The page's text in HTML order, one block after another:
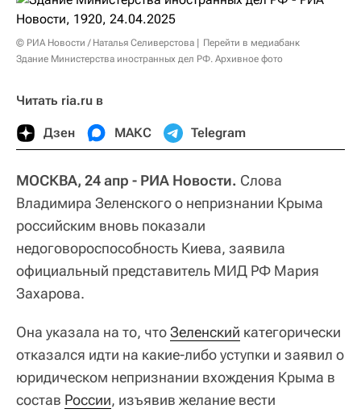
© РИА Новости / Наталья Селиверстова
Перейти в медиабанк
Здание Министерства иностранных дел РФ. Архивное фото
Читать ria.ru в
Дзен МАКС Telegram
МОСКВА, 24 апр - РИА Новости. Слова
Владимира Зеленского о непризнании Крыма
российским вновь показали
недоговороспособность Киева, заявила
официальный представитель МИД РФ Мария
Захарова.
Она указала на то, чтоЗеленский категорически
отказался идти на какие-либо уступки и заявил о
юридическом непризнании вхождения Крыма в
состав России, изъявив желание вести